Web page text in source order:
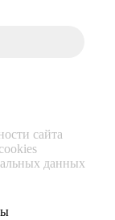
сайта
данных